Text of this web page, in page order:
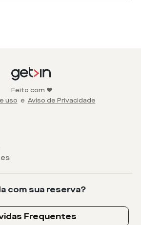
Feito com ❤️
uso e Aviso de Privacidade
com sua reserva?
Frequentes